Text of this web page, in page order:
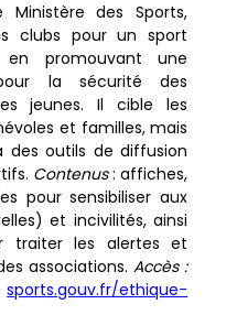
des Sports,
clubs pour un sport
en promouvant une
la sécurité des
jeunes. Il cible les
et familles, mais
des outils de diffusion
Contenus: affiches,
pour sensibiliser aux
et incivilités, ainsi
traiter les alertes et
associations.Accès :
sports.gouv.fr/ethique-